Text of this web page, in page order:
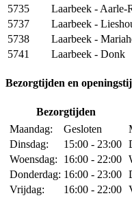
5735
Laarbeek - Aarle-
5737
Laarbeek -
5738
Laarbeek -
5741
Laarbeek - Donk
Bezorgtijden en
Bezorgtijden
Maandag:
Gesloten
Dinsdag:
15:00 - 23:00
Woensdag:
16:00 - 22:00
Donderdag: 16:00 - 23:00
Vrijdag:
16:00 - 22:00